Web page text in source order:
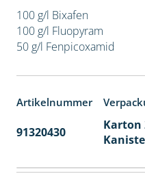
100 g/l Bixafen
100 g/l Fluopyram
50 g/l Fenpicoxamid
Artikelnummer
91320430
Karton